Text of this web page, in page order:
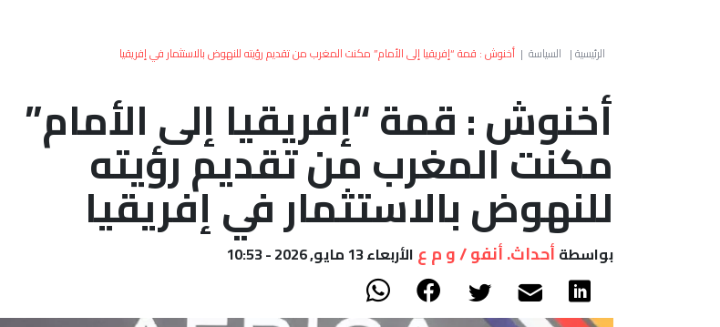
الرئيسية| السياسة | أخنوش : قمة “إفريقيا إلى الأمام” مكنت المغرب من تقديم رؤيته للنهوض بالاستثمار في إفريقيا
أخنوش : قمة “إفريقيا إلى الأمام”
مكنت المغرب من تقديم رؤيته
للنهوض بالاستثمار في إفريقيا
بواسطة أحداث. أنفو / و م ع الأربعاء 13 مايو, 2026 - 10:53